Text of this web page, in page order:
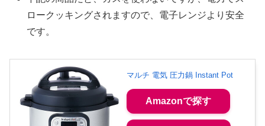
ロークッキングされますので、電子レンジより安全
です。
マルチ 電気 圧力鍋 Instant Pot
Amazonで探す